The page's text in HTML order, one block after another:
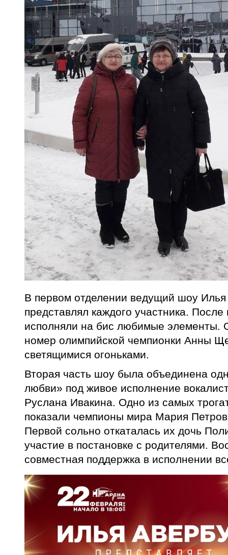
В первом отделении ведущий шоу
представлял каждого участника.
исполняли на бис любимые элементы.
номер олимпийской чемпионки Анны
светящимися огоньками.
Вторая часть шоу была объединена
любви» под живое исполнение
Руслана Ивакина. Одно из самых
показали чемпионы мира Мария
Первой сольно откаталась их дочь
участие в постановке с родителями.
совместная поддержка в исполнении